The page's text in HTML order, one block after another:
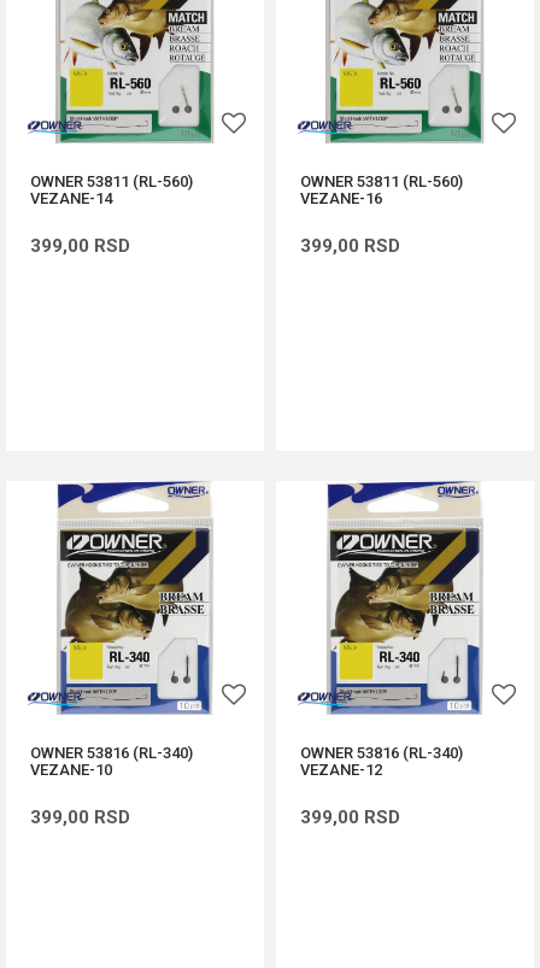
OWNER 53811 (RL-560)
VEZANE-14
399,00 RSD
OWNER 53811 (RL-560)
VEZANE-16
399,00 RSD
OWNER 53816 (RL-340)
VEZANE-10
399,00 RSD
OWNER 53816 (RL-340)
VEZANE-12
399,00 RSD